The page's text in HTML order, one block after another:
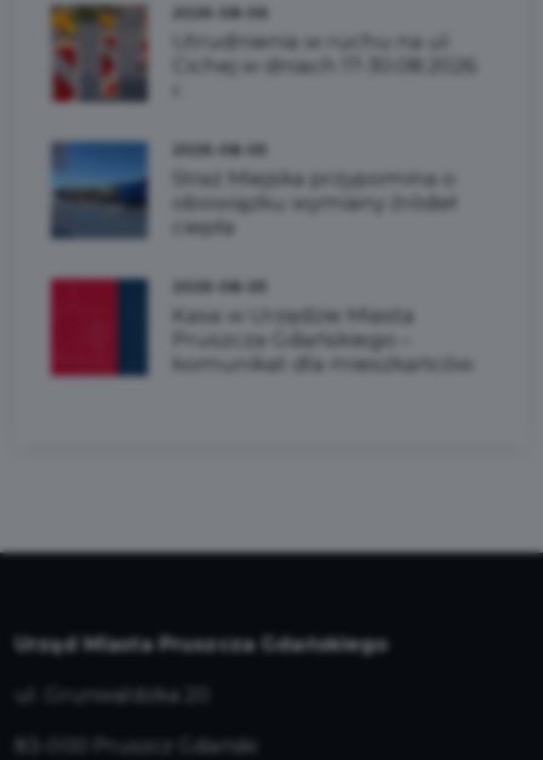
Utrudnienia w ruchu na ul.
Cichej w dniach 17-30.08.2026
Straż Miejska przypomina o
obowiązku wymiany źródeł
ciepła
Kasa w Urzędzie Miasta
Pruszcza Gdańskiego –
komunikat dla mieszkańców
Urząd Miasta Pruszcza Gdańskiego
ul. Grunwaldzka 20
83-000 Pruszcz Gdański